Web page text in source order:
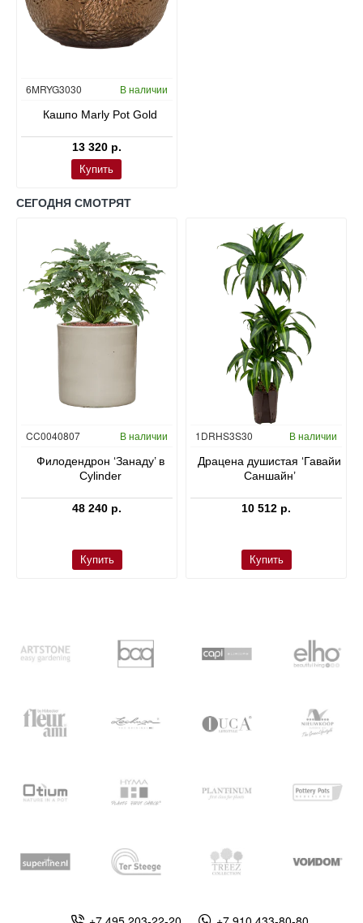
6MRYG3030 В наличии
Кашпо Marly Pot Gold
13 320 р.
Купить
СЕГОДНЯ СМОТРЯТ
CC0040807 В наличии
Филодендрон ‘Занаду’ в
Cylinder
48 240 р.
Купить
Гидропоника
1DRHS3S30 В наличии
Драцена душистая ‘Гавайи
Саншайн’
10 512 р.
Купить